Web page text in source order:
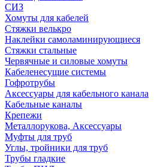
СИЗ
Хомуты для кабелей
Стяжки велькро
Наклейки самоламинирующиеся
Стяжки стальные
Червячные и силовые хомуты
Кабеленесущие системы
Гофротрубы
Аксессуары для кабельного канала
Кабельные каналы
Крепежи
Металлорукова, Аксессуары
Муфты для труб
Углы, тройники для труб
Трубы гладкие